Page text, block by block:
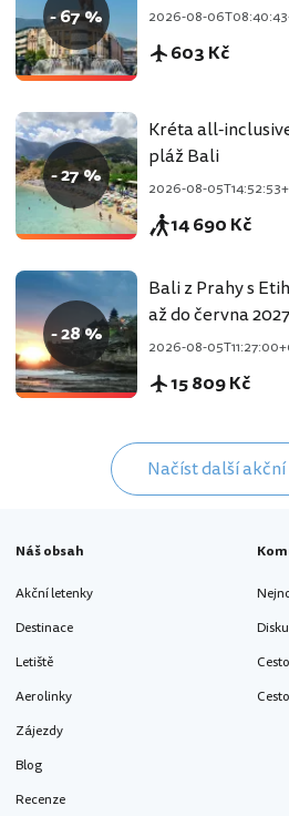
- 67 % 2026-08-
603 Kč
- 27 %
Kréta all-
pláž Bali
2026-08-
14 690 Kč
- 28 %
Bali z Prahy s
až do června 2027
2026-08-
15 809 Kč
Načíst další
Náš obsah
Akční letenky
Destinace
Letiště
Aerolinky
Zájezdy
Blog
Recenze